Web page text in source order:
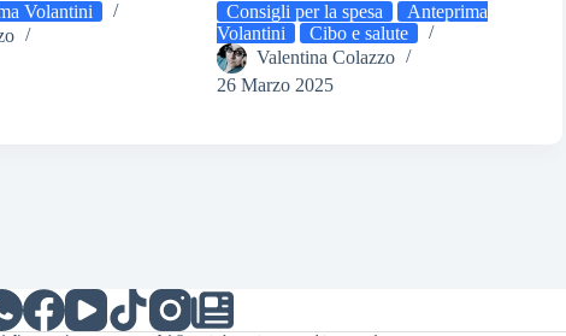
Volantini
Consigli per la spesa
Anteprima
Volantini
Cibo e salute
Valentina Colazzo
26 Marzo 2025